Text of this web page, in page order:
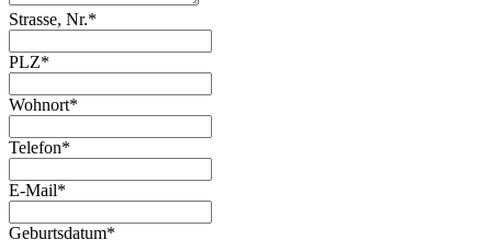
Strasse, Nr.*
PLZ*
Wohnort*
Telefon*
E-Mail*
Geburtsdatum*